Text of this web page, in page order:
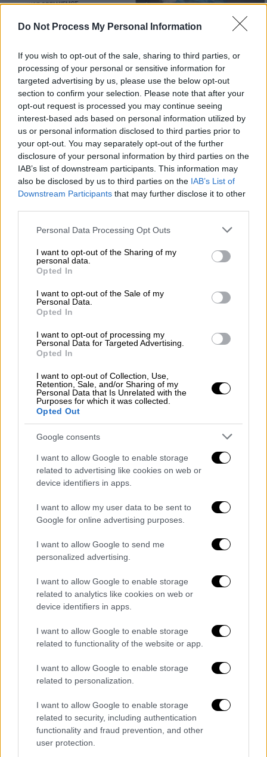
Do Not Process My Personal Information
If you wish to opt-out of the sale, sharing to third parties, or
processing of your personal or sensitive information for
targeted advertising by us, please use the below opt-out
section to confirm your selection. Please note that after your
opt-out request is processed you may continue seeing
interest-based ads based on personal information utilized by
us or personal information disclosed to third parties prior to
your opt-out. You may separately opt-out of the further
disclosure of your personal information by third parties on the
IAB’s list of downstream participants. This information may
also be disclosed by us to third parties on the IAB’s List of
Downstream Participants that may further disclose it to other
Please note that this website/app uses one or more Google
not limited to your visit or usage behaviour. You may click to
grant or deny consent to Google and its third-party tags to
use your data for below specified purposes in below Google
consent section.
Personal Data Processing Opt Outs
I want to opt-out of the Sharing of my
personal data.
Opted In
I want to opt-out of the Sale of my
Personal Data.
Opted In
I want to opt-out of processing my
Personal Data for Targeted Advertising.
Opted In
I want to opt-out of Collection, Use,
Retention, Sale, and/or Sharing of my
Personal Data that Is Unrelated with the
Purposes for which it was collected.
Opted Out
Google consents
I want to allow Google to enable storage
related to advertising like cookies on web or
device identifiers in apps.
I want to allow my user data to be sent to
Google for online advertising purposes.
I want to allow Google to send me
personalized advertising.
I want to allow Google to enable storage
related to analytics like cookies on web or
device identifiers in apps.
I want to allow Google to enable storage
related to functionality of the website or app.
I want to allow Google to enable storage
related to personalization.
I want to allow Google to enable storage
related to security, including authentication
functionality and fraud prevention, and other
user protection.
Υγεία|09.03.2024 17:18
Φρένο στην πανδημία από τα self test:
2.000 θάνατοι αποφεύχθηκαν λόγω των
ελέγχων - Τι έδειξε μελέτη
Τα στοιχεία της ελληνοαμερικανικής
μελέτης που δημοσιεύθηκε στο
επιστημονικό περιοδικό «Frontiers in Public
Health»
Υγεία|01.03.2024 22:39
Σημαντικό βήμα: Τέλος η καραντίνα για
τους θετικούς σε covid, λέει το CDC –
Αλλαγές και στις συστάσεις για χρήση
μάσκας
Ο οργανισμός λέει ότι επικαιροποιεί τις
συστάσεις του για τον κορονοϊό, για να τις
ευθυγραμμίσει με τις συμβουλές του για
άλλα είδη αναπνευστικών λοιμώξεων,
συμπεριλαμβανομένης της γρίπης και του